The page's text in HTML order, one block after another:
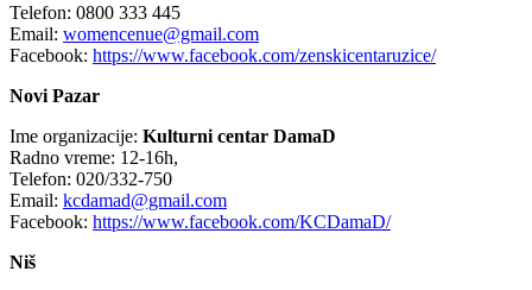
Telefon: 0800 333 445
Email: womencenue@gmail.com
Facebook: https://www.facebook.com/zenskicentaruzice/
Novi Pazar
Ime organizacije: Kulturni centar DamaD
Radno vreme: 12-16h,
Telefon: 020/332-750
Email: kcdamad@gmail.com
Facebook: https://www.facebook.com/KCDamaD/
Niš